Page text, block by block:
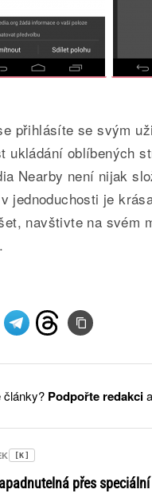
přihlásíte se svým
ukládání oblíbených
Nearby není nijak
jednoduchosti je
navštivte na svém
.
články? Podpořte redakci
[K]
přes speciální